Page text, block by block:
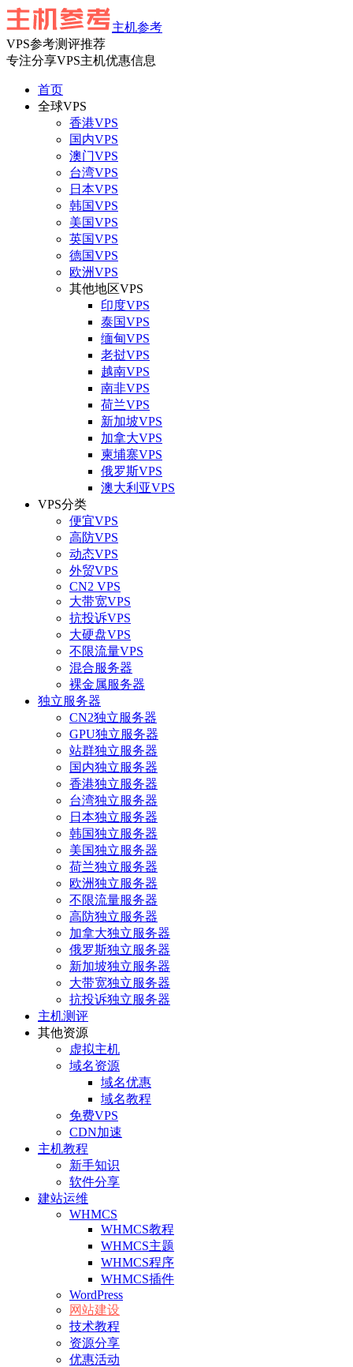
主机参考
VPS参考测评推荐
专注分享VPS主机优惠信息
首页
全球VPS
香港VPS
国内VPS
澳门VPS
台湾VPS
日本VPS
韩国VPS
美国VPS
英国VPS
德国VPS
欧洲VPS
其他地区VPS
印度VPS
泰国VPS
缅甸VPS
老挝VPS
越南VPS
南非VPS
荷兰VPS
新加坡VPS
加拿大VPS
柬埔寨VPS
俄罗斯VPS
澳大利亚VPS
VPS分类
便宜VPS
高防VPS
动态VPS
外贸VPS
CN2 VPS
大带宽VPS
抗投诉VPS
大硬盘VPS
不限流量VPS
混合服务器
裸金属服务器
独立服务器
CN2独立服务器
GPU独立服务器
站群独立服务器
国内独立服务器
香港独立服务器
台湾独立服务器
日本独立服务器
韩国独立服务器
美国独立服务器
荷兰独立服务器
欧洲独立服务器
不限流量服务器
高防独立服务器
加拿大独立服务器
俄罗斯独立服务器
新加坡独立服务器
大带宽独立服务器
抗投诉独立服务器
主机测评
其他资源
虚拟主机
域名资源
域名优惠
域名教程
免费VPS
CDN加速
主机教程
新手知识
软件分享
建站运维
WHMCS
WHMCS教程
WHMCS主题
WHMCS程序
WHMCS插件
WordPress
网站建设
技术教程
资源分享
优惠活动